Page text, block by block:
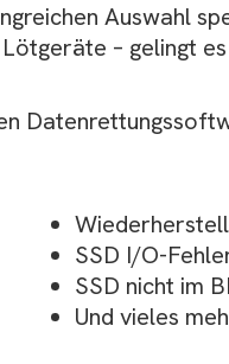
Auswahl
– gelingt es
SSD I/O-
SSD nicht im
Und vieles